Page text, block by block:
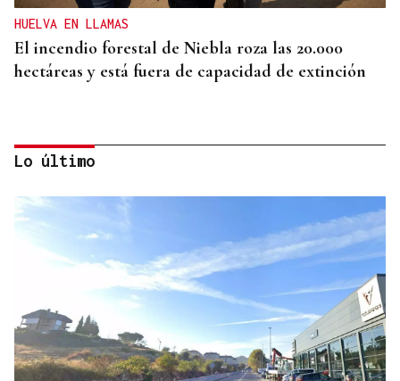
HUELVA EN LLAMAS
El incendio forestal de Niebla roza las 20.000
hectáreas y está fuera de capacidad de extinción
CAUSAS DEL FUEGO
Ocho familiares de fallecidos en el incendio de Los
Lo último